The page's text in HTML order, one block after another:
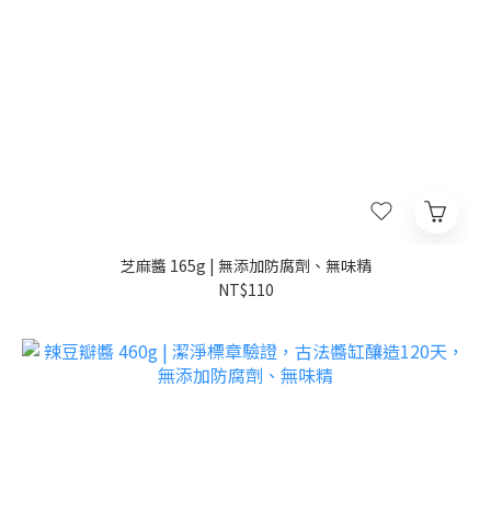
芝麻醬 165g | 無添加防腐劑、無味精
NT$110